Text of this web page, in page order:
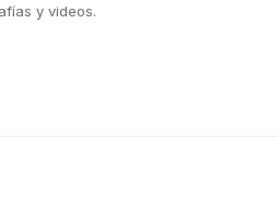
y videos.